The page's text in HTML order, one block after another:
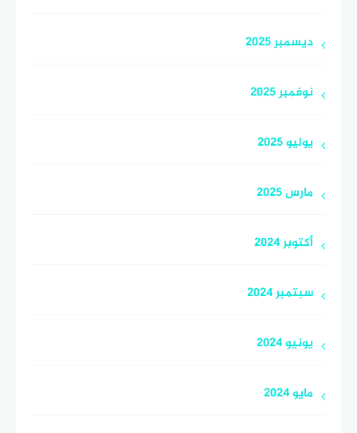
ديسمبر 2025
نوفمبر 2025
يوليو 2025
مارس 2025
أكتوبر 2024
سبتمبر 2024
يونيو 2024
مايو 2024